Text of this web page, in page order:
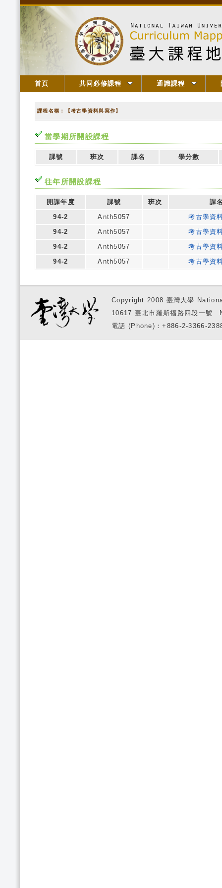
首頁 共同必修課程 通識課程
課程名稱：【考古學資料與寫作】
當學期所開設課程
課號 班次 課名 學分數
往年所開設課程
開課年度 課號 班次
課
94-2
Anth5057
考古學資
94-2
Anth5057
考古學資
94-2
Anth5057
考古學資
94-2
Anth5057 考古學資
Copyright 2008 臺灣大學
10617 臺北市羅斯福路四段一
電話 (Phone)：+886-2-3366-